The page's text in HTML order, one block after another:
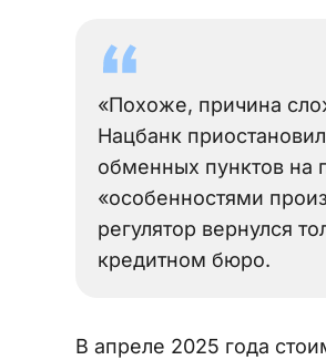
«Похоже, причина
Нацбанк
обменных пунктов на
«особенностями
регулятор вернулся
кредитном бюро.
В апреле 2025 года